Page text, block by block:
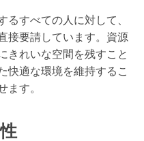
るすべての人に対して、
接要請しています。資源
きれいな空間を残すこと
快適な環境を維持するこ
ます。